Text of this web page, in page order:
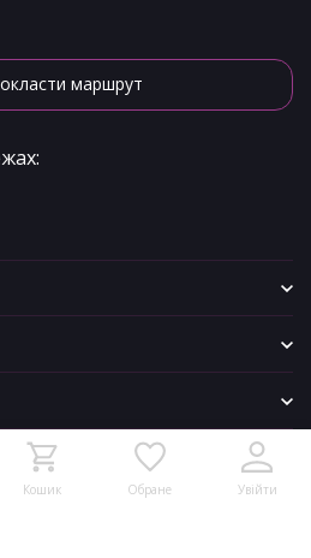
Кошик Обране Увійти
маршрут